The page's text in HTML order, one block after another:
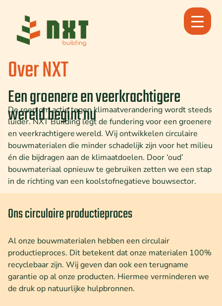
inhoud
Over NXT
Een groenere en veerkrachtigere
wereld begint nu
De roep om actie tegen klimaatverandering wordt steeds
luider. NXT Building legt de fundering voor een groenere
en veerkrachtigere wereld. Wij ontwikkelen circulaire
bouwmaterialen die minder schadelijk zijn voor het milieu
én die bijdragen aan de klimaatdoelen. Door ‘oud’
bouwmateriaal opnieuw te gebruiken zetten we een stap
in de richting van een koolstofnegatieve bouwsector.
Ons circulaire productieproces
Al onze bouwmaterialen hebben een circulair
productieproces. Dit betekent dat onze materialen 100%
recyclebaar zijn. Wij geven dan ook een terugname
garantie op al onze producten. Hiermee verminderen we
de druk op natuurlijke hulpbronnen.